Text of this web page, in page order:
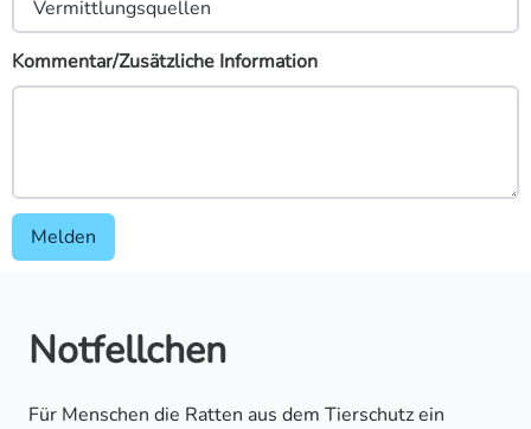
Kommentar/Zusätzliche Information
Melden
Notfellchen
Für Menschen die Ratten aus dem Tierschutz ein